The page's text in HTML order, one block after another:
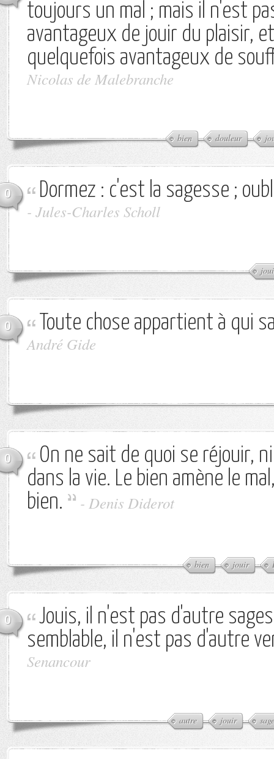
toujours un mal ; mais il n'est
avantageux de jouir du plaisir,
quelquefois avantageux de
Nicolas de Malebranche
bien douleur
0 Dormez : c'est la sagesse ;
- Jules-Charles Scholl
0 Toute chose appartient à qui
André Gide
0
On ne sait de quoi se réjouir,
dans la vie. Le bien amène le
bien.
- Denis Diderot
bien jouir
0
Jouis, il n'est pas d'autre
semblable, il n'est pas d'autre
Senancour
autre jouir sage